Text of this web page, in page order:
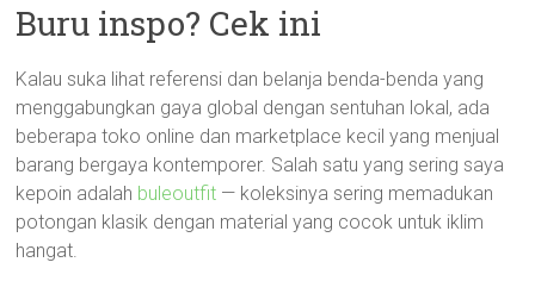
Buru inspo? Cek ini
Kalau suka lihat referensi dan belanja benda-benda yang
menggabungkan gaya global dengan sentuhan lokal, ada
beberapa toko online dan marketplace kecil yang menjual
barang bergaya kontemporer. Salah satu yang sering saya
kepoin adalah buleoutfit — koleksinya sering memadukan
potongan klasik dengan material yang cocok untuk iklim
hangat.